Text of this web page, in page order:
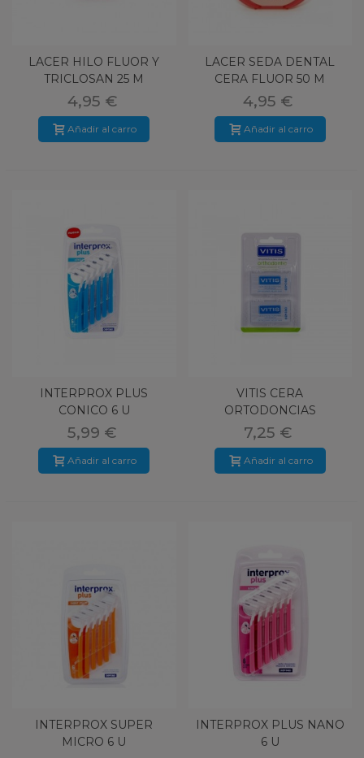
LACER HILO FLUOR Y
TRICLOSAN 25 M
4,95 €
Añadir al carro
LACER SEDA DENTAL
CERA FLUOR 50 M
4,95 €
Añadir al carro
INTERPROX PLUS
CONICO 6 U
5,99 €
Añadir al carro
VITIS CERA
ORTODONCIAS
7,25 €
Añadir al carro
INTERPROX SUPER
MICRO 6 U
INTERPROX PLUS NANO
6 U